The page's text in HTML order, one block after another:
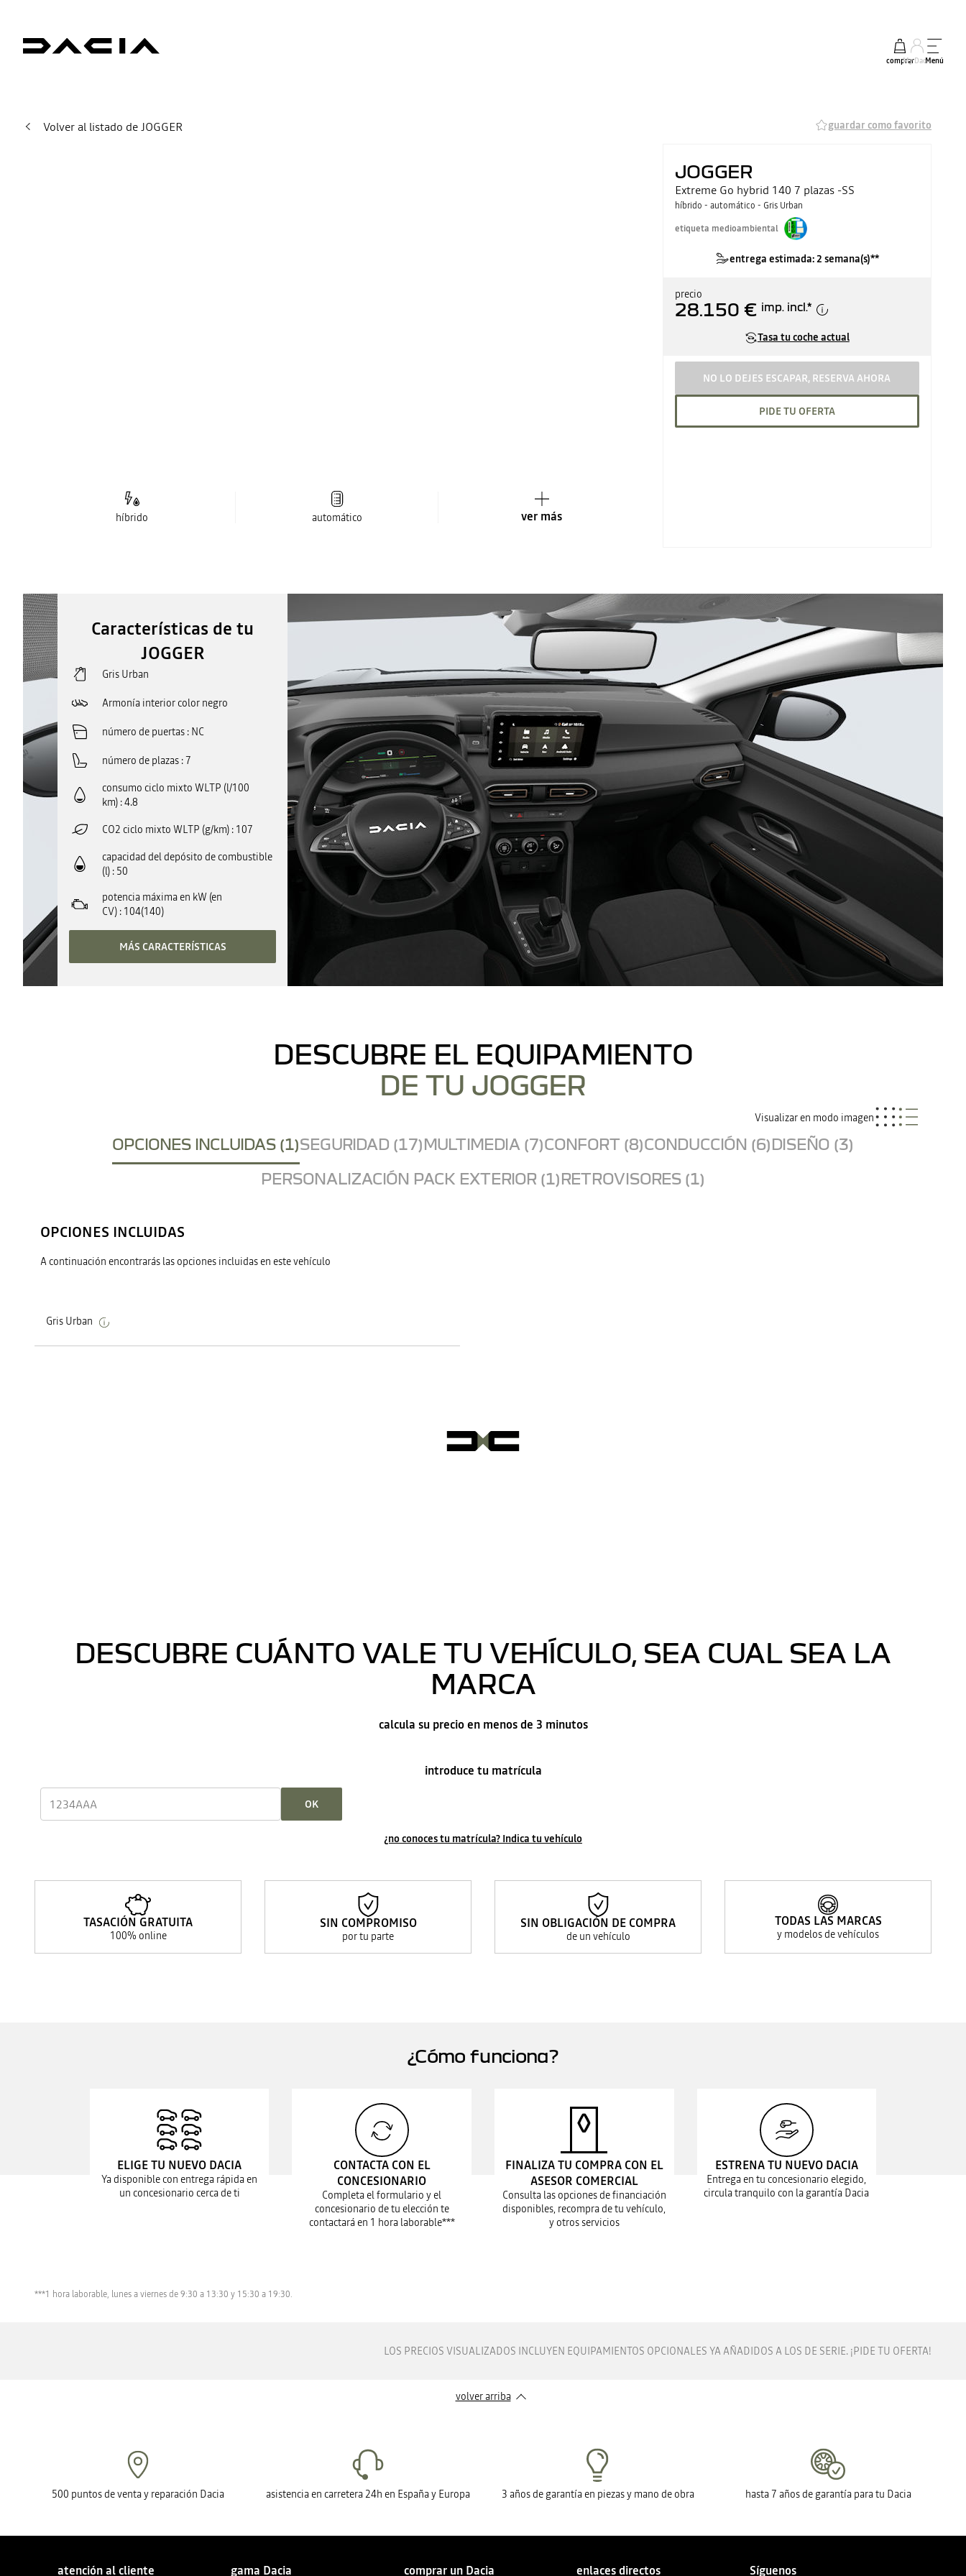
comprarMy DaciaMenú
Volver al listado de JOGGER guardar como favorito
híbrido automático ver más
JOGGER
Extreme Go hybrid 140 7 plazas -SS
híbrido - automático - Gris Urban
etiqueta medioambiental
entrega estimada: 2 semana(s)**
precio
28.150 € imp. incl.*
Tasa tu coche actual
NO LO DEJES ESCAPAR, RESERVA AHORA
PIDE TU OFERTA
Características de tu
JOGGER
Gris Urban
Armonía interior color negro
número de puertas NC
número de plazas 7
consumo ciclo mixto WLTP (l/100
km) 4.8
CO2 ciclo mixto WLTP (g/km) 107
capacidad del depósito de combustible
(l) 50
potencia máxima en kW (en
CV) 104(140)
MÁS CARACTERÍSTICAS
DESCUBRE EL EQUIPAMIENTO
DE TU JOGGER
Visualizar en modo imagen
OPCIONES INCLUIDAS (1)SEGURIDAD (17)MULTIMEDIA (7)CONFORT (8)CONDUCCIÓN (6)DISEÑO (3)
PERSONALIZACIÓN PACK EXTERIOR (1)RETROVISORES (1)
OPCIONES INCLUIDAS
A continuación encontrarás las opciones incluidas en este vehículo
Gris Urban
DESCUBRE CUÁNTO VALE TU VEHÍCULO, SEA CUAL SEA LA
MARCA
calcula su precio en menos de 3 minutos
introduce tu matrícula
OK
¿no conoces tu matrícula? Indica tu vehículo
TASACIÓN GRATUITA
100% online
SIN COMPROMISO
por tu parte
SIN OBLIGACIÓN DE COMPRA
de un vehículo
TODAS LAS MARCAS
y modelos de vehículos
¿Cómo funciona?
ELIGE TU NUEVO DACIA
Ya disponible con entrega rápida en
un concesionario cerca de ti
CONTACTA CON EL
CONCESIONARIO
Completa el formulario y el
concesionario de tu elección te
contactará en 1 hora laborable***
FINALIZA TU COMPRA CON EL
ASESOR COMERCIAL
Consulta las opciones de financiación
disponibles, recompra de tu vehículo,
y otros servicios
ESTRENA TU NUEVO DACIA
Entrega en tu concesionario elegido,
circula tranquilo con la garantía Dacia
***1 hora laborable, lunes a viernes de 9:30 a 13:30 y 15:30 a 19:30.
LOS PRECIOS VISUALIZADOS INCLUYEN EQUIPAMIENTOS OPCIONALES YA AÑADIDOS A LOS DE SERIE. ¡PIDE TU OFERTA!
volver arriba
500 puntos de venta y reparación Dacia asistencia en carretera 24h en España y Europa 3 años de garantía en piezas y mano de obra hasta 7 años de garantía para tu Dacia
atención al cliente gama Dacia comprar un Dacia enlaces directos Síguenos